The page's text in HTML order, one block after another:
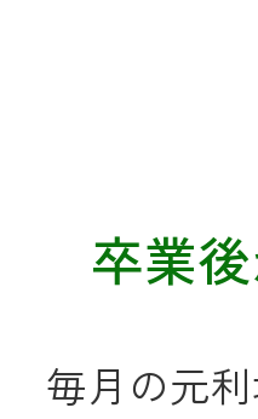
卒業
毎月の元